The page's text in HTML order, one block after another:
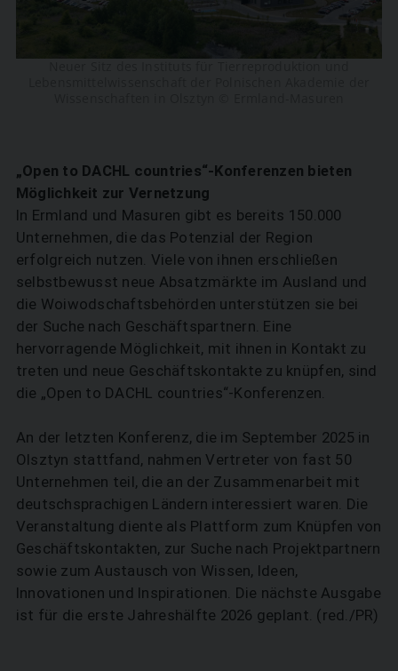
„Open to DACHL countries“-Konferenzen bieten
Möglichkeit zur Vernetzung
In Ermland und Masuren gibt es bereits 150.000
Unternehmen, die das Potenzial der Region
erfolgreich nutzen. Viele von ihnen erschließen
selbstbewusst neue Absatzmärkte im Ausland und
die Woiwodschaftsbehörden unterstützen sie bei
der Suche nach Geschäftspartnern. Eine
hervorragende Möglichkeit, mit ihnen in Kontakt zu
treten und neue Geschäftskontakte zu knüpfen, sind
die „Open to DACHL countries“-Konferenzen.
An der letzten Konferenz, die im September 2025 in
Olsztyn stattfand, nahmen Vertreter von fast 50
Unternehmen teil, die an der Zusammenarbeit mit
deutschsprachigen Ländern interessiert waren. Die
Veranstaltung diente als Plattform zum Knüpfen von
Geschäftskontakten, zur Suche nach Projektpartnern
sowie zum Austausch von Wissen, Ideen,
Innovationen und Inspirationen. Die nächste Ausgabe
ist für die erste Jahreshälfte 2026 geplant. (red./PR)